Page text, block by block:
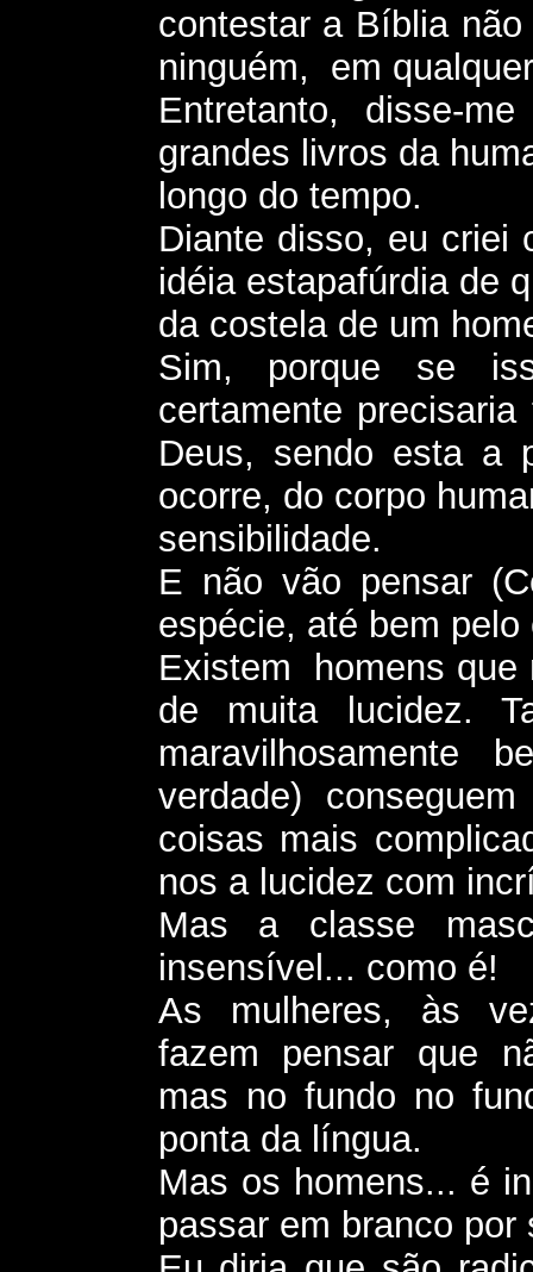
contestar a Bíblia
ninguém, em
Entretanto, disse-
grandes livros da
longo do tempo.
Diante disso, eu criei
idéia estapafúrdia de
da costela de um
Sim, porque se
certamente
Deus, sendo esta a
ocorre, do corpo
sensibilidade.
E não vão pensar
espécie, até bem pelo
Existem homens que
de muita lucidez.
maravilhosamente
verdade)
coisas mais
nos a lucidez com
Mas a classe
insensível... como é!
As mulheres, às
fazem pensar que
mas no fundo no
ponta da língua.
Mas os homens... é
passar em branco